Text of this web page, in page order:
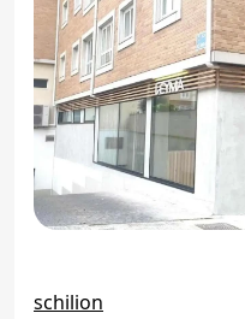
schilion